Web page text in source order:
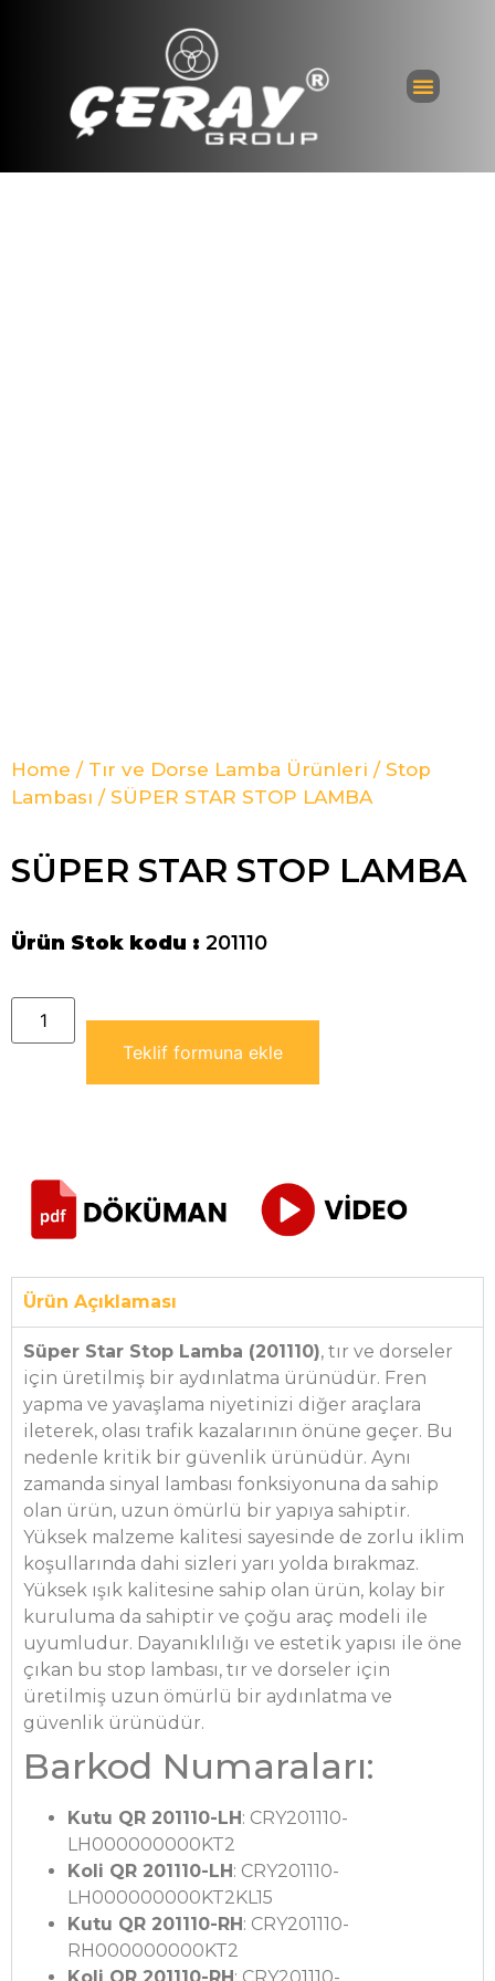
Home / Tır ve Dorse Lamba Ürünleri / Stop
Lambası / SÜPER STAR STOP LAMBA
SÜPER STAR STOP LAMBA
Ürün Stok kodu : 201110
Teklif formuna ekle
Ürün Açıklaması
Süper Star Stop Lamba (201110), tır ve dorseler
için üretilmiş bir aydınlatma ürünüdür. Fren
yapma ve yavaşlama niyetinizi diğer araçlara
ileterek, olası trafik kazalarının önüne geçer. Bu
nedenle kritik bir güvenlik ürünüdür. Aynı
zamanda sinyal lambası fonksiyonuna da sahip
olan ürün, uzun ömürlü bir yapıya sahiptir.
Yüksek malzeme kalitesi sayesinde de zorlu iklim
koşullarında dahi sizleri yarı yolda bırakmaz.
Yüksek ışık kalitesine sahip olan ürün, kolay bir
kuruluma da sahiptir ve çoğu araç modeli ile
uyumludur. Dayanıklılığı ve estetik yapısı ile öne
çıkan bu stop lambası, tır ve dorseler için
üretilmiş uzun ömürlü bir aydınlatma ve
güvenlik ürünüdür.
Barkod Numaraları:
Kutu QR 201110-LH : CRY201110-
LH000000000KT2
Koli QR 201110-LH : CRY201110-
LH000000000KT2KL15
Kutu QR 201110-RH : CRY201110-
RH000000000KT2